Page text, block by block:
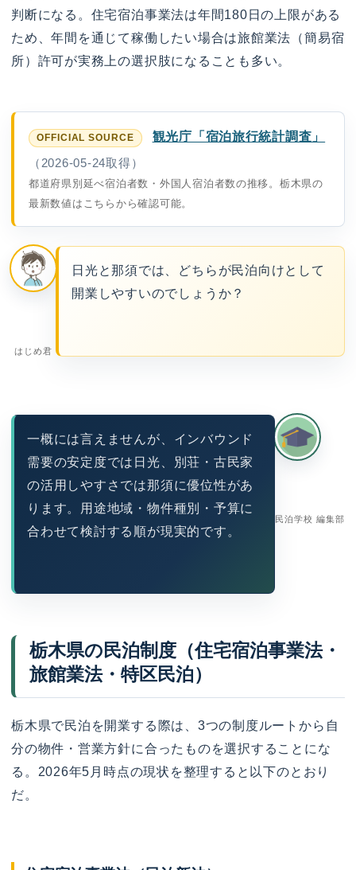
判断になる。住宅宿泊事業法は年間180日の上限がある
ため、年間を通じて稼働したい場合は旅館業法（簡易宿
所）許可が実務上の選択肢になることも多い。
観光庁「宿泊旅行統計調査」
（2026-05-24取得）
都道府県別延べ宿泊者数・外国人宿泊者数の推移。栃木県の
最新数値はこちらから確認可能。
はじめ君
日光と那須では、どちらが民泊向けとして
開業しやすいのでしょうか？
民泊学校 編集部
一概には言えませんが、インバウンド
需要の安定度では日光、別荘・古民家
の活用しやすさでは那須に優位性があ
ります。用途地域・物件種別・予算に
合わせて検討する順が現実的です。
栃木県の民泊制度（住宅宿泊事業法・
旅館業法・特区民泊）
栃木県で民泊を開業する際は、3つの制度ルートから自
分の物件・営業方針に合ったものを選択することにな
る。2026年5月時点の現状を整理すると以下のとおり
だ。